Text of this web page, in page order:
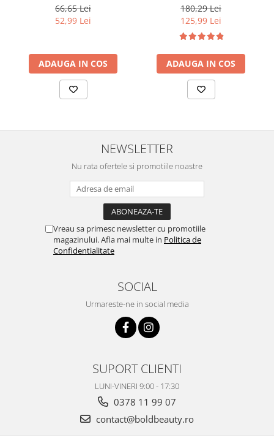
Touch of Grey, 40 g
66,65 Lei
52,99 Lei
ADAUGA IN COS
180,29 Lei
125,99 Lei
ADAUGA IN COS
NEWSLETTER
Nu rata ofertele si promotiile noastre
Vreau sa primesc newsletter cu promotiile
magazinului. Afla mai multe in Politica de
Confidentialitate
SOCIAL
Urmareste-ne in social media
SUPORT CLIENTI
LUNI-VINERI 9:00 - 17:30
0378 11 99 07
contact@boldbeauty.ro